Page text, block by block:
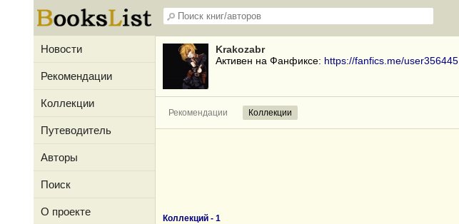
Новости
Рекомендации
Коллекции
Путеводитель
Авторы
Поиск
О проекте
Krakozabr
Активен на Фанфиксе: https://fanfics.me/user356445
Рекомендации Коллекции
Коллекций - 1